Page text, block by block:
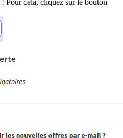
Pour cela, cliquez sur le bouton